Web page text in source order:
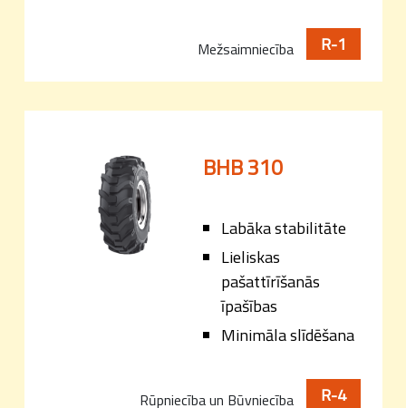
Mežsaimniecība R-1
BHB 310
Labāka stabilitāte
Lieliskas
pašattīrīšanās
īpašības
Minimāla slīdēšana
Rūpniecība un Būvniecība R-4